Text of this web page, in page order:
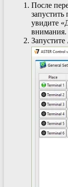
После
увидите
внимания.